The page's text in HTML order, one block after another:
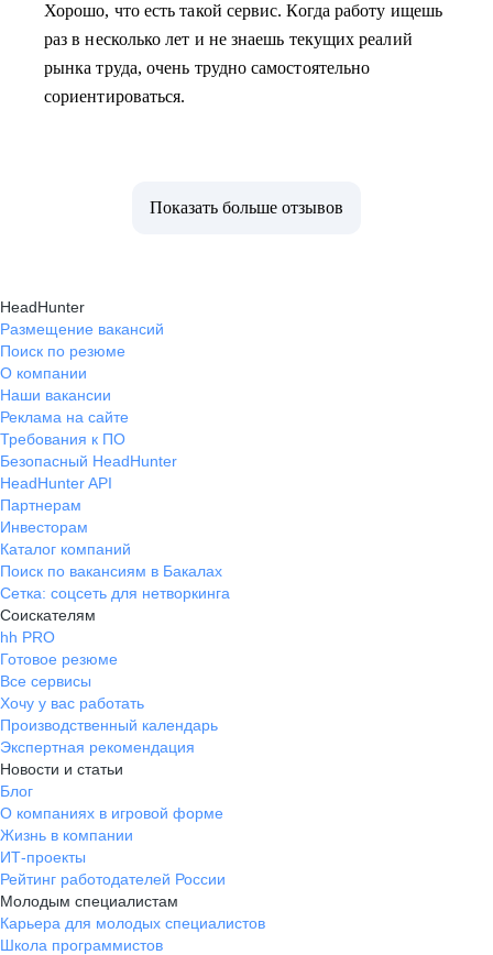
Хорошо, что есть такой сервис. Когда работу ищешь
раз в несколько лет и не знаешь текущих реалий
рынка труда, очень трудно самостоятельно
сориентироваться.
Показать больше отзывов
HeadHunter
Размещение вакансий
Поиск по резюме
О компании
Наши вакансии
Реклама на сайте
Требования к ПО
Безопасный HeadHunter
HeadHunter API
Партнерам
Инвесторам
Каталог компаний
Поиск по вакансиям в Бакалах
Сетка: соцсеть для нетворкинга
Соискателям
hh PRO
Готовое резюме
Все сервисы
Хочу у вас работать
Производственный календарь
Экспертная рекомендация
Новости и статьи
Блог
О компаниях в игровой форме
Жизнь в компании
ИТ-проекты
Рейтинг работодателей России
Молодым специалистам
Карьера для молодых специалистов
Школа программистов